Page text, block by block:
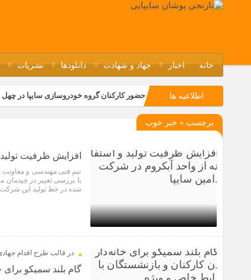
خانه اخبار جهاد و شهادت دانلودها نشریات
اطلاعیه ها حضور کارکنان گروه خودروسازی سایپا در
مسابقات ورزشی در مگاموتوربا استقبال
مراسم گرامیداشت سالروز آزادسازی خرمشهر
برچسب » خبر خوب
افزایش ظرفیت تولید
تیم فنی مهندسی و
شده در خط تولید این
در قالب طرح اقدام
گام بلند سمیکو